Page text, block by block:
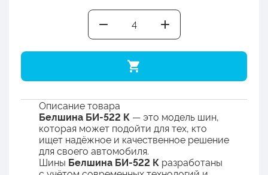
Описание товара
Белшина БИ-522 К — это модель шин,
которая может подойти для тех, кто
ищет надёжное и качественное решение
для своего автомобиля.
Шины Белшина БИ-522 К разработаны